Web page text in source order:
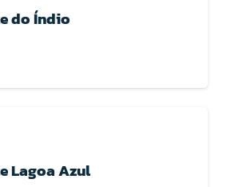
do Índio
Lagoa Azul